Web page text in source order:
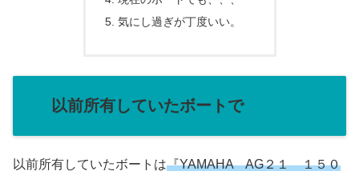
気にし過ぎが丁度いい。
以前所有していたボートで
以前所有していたボートは『YAMAHA AG２１ １５０